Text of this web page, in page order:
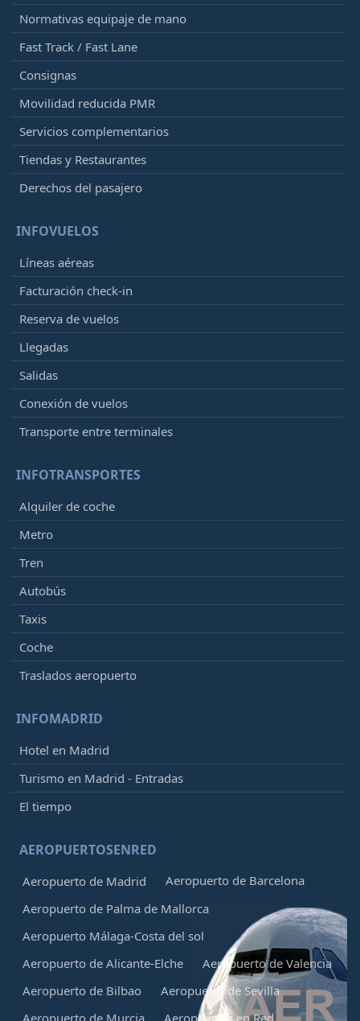
Normativas equipaje de mano
Fast Track / Fast Lane
Consignas
Movilidad reducida PMR
Servicios complementarios
Tiendas y Restaurantes
Derechos del pasajero
INFOVUELOS
Líneas aéreas
Facturación check-in
Reserva de vuelos
Llegadas
Salidas
Conexión de vuelos
Transporte entre terminales
INFOTRANSPORTES
Alquiler de coche
Metro
Tren
Autobús
Taxis
Coche
Traslados aeropuerto
INFOMADRID
Hotel en Madrid
Turismo en Madrid - Entradas
El tiempo
AEROPUERTOSENRED
Aeropuerto de Madrid
Aeropuerto de Barcelona
Aeropuerto de Palma de Mallorca
Aeropuerto Málaga-Costa del sol
Aeropuerto de Alicante-Elche
Aeropuerto de Valencia
Aeropuerto de Bilbao
Aeropuerto de Sevilla